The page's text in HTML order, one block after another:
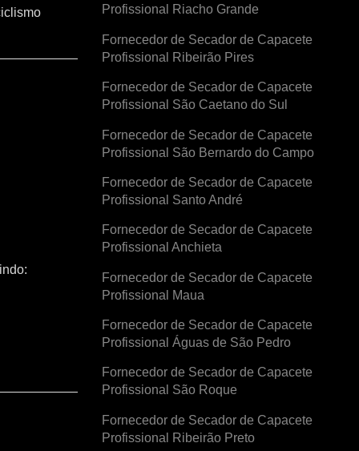
Profissional Riacho Grande
Fornecedor de Secador de Capacete
Profissional Ribeirão Pires
Fornecedor de Secador de Capacete
Profissional São Caetano do Sul
Fornecedor de Secador de Capacete
Profissional São Bernardo do Campo
Fornecedor de Secador de Capacete
Profissional Santo André
Fornecedor de Secador de Capacete
Profissional Anchieta
Fornecedor de Secador de Capacete
Profissional Maua
Fornecedor de Secador de Capacete
Profissional Águas de São Pedro
Fornecedor de Secador de Capacete
Profissional São Roque
Fornecedor de Secador de Capacete
Profissional Ribeirão Preto